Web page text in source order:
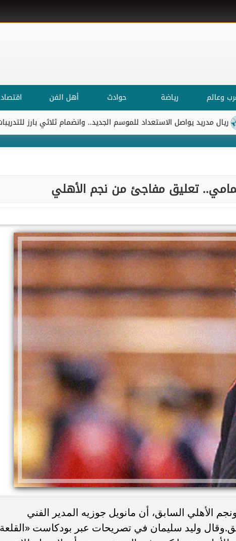
وعالم رياضة حوادث أهل الفن اقتصاد
يواصل الاستعداد للموسم الجديد.. وانضمام ثلاثي بارز للتدريبات
تعليق مفاجئ من نجم الأهلي
الأهلي السابق، أن مانويل جوزيه المدير الفني
وليد سليمان في تصريحات عبر بودكاست «القلعة